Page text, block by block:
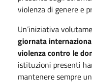
violenza di genere e
Un’iniziativa
giornata
violenza contro le
istituzioni presenti
mantenere sempre